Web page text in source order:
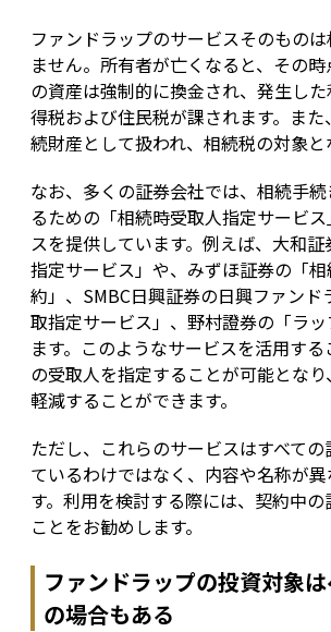
ファンドラップのサービスそのもの
ません。所有者が亡くなると、その
の資産は強制的に換金され、発生し
得税および住民税が課されます。ま
続財産として扱われ、相続税の対象と
なお、多くの証券会社では、相続手
るための「相続時受取人指定サービ
スを提供しています。例えば、大和
指定サービス」や、みずほ証券の「
約」、SMBC日興証券の日興ファンド
取指定サービス」、野村證券の「ラ
ます。このようなサービスを活用す
の受取人を指定することが可能とな
軽減することができます。
ただし、これらのサービスはすべて
ているわけではなく、内容や名称が
す。利用を検討する際には、契約中
ことをお勧めします。
ファンドラップの投資対象
の場合もある